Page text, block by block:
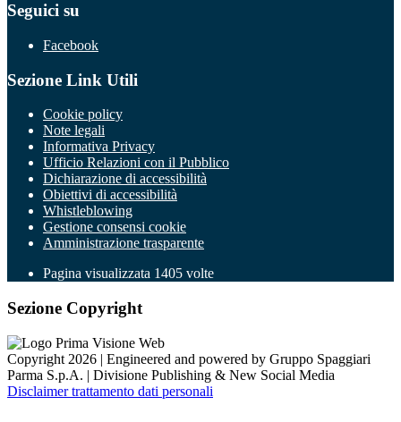
Seguici su
Facebook
Sezione Link Utili
Cookie policy
Note legali
Informativa Privacy
Ufficio Relazioni con il Pubblico
Dichiarazione di accessibilità
Obiettivi di accessibilità
Whistleblowing
Gestione consensi cookie
Amministrazione trasparente
Pagina visualizzata 1405 volte
Sezione Copyright
Copyright 2026 | Engineered and powered by Gruppo Spaggiari
Parma S.p.A. | Divisione Publishing & New Social Media
Disclaimer trattamento dati personali